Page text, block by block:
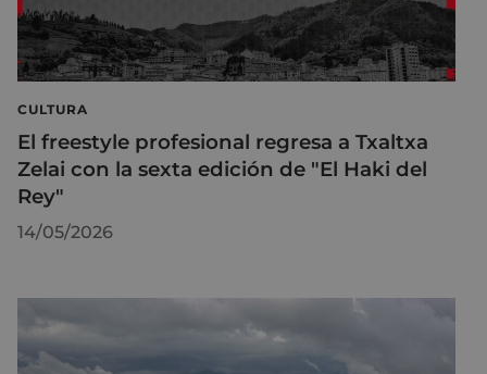
CULTURA
El freestyle profesional regresa a Txaltxa
Zelai con la sexta edición de "El Haki del
Rey"
14/05/2026